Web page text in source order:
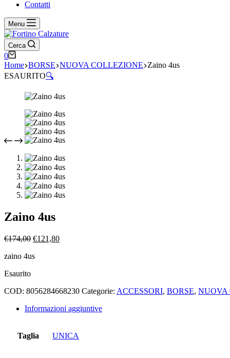
Contatti
Menu
Cerca
Carrello
0
Home BORSE NUOVA COLLEZIONE Zaino 4us
ESAURITO🔍
Zaino 4us
€174,00 Il
originale
€121,80Il
zaino 4us
Esaurito
COD: 8056284668230 Categorie: ACCESSORI, BORSE, NUOVA
Informazioni aggiuntive
Taglia UNICA